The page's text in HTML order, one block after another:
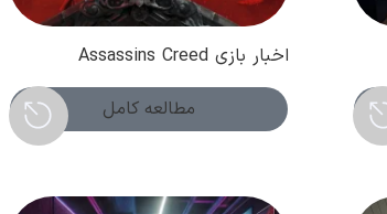
اخبار بازی Assassins Creed
Shadows از شروعی طوفانی تا
پرفروش ترین بازی ماه
مطالعه کامل